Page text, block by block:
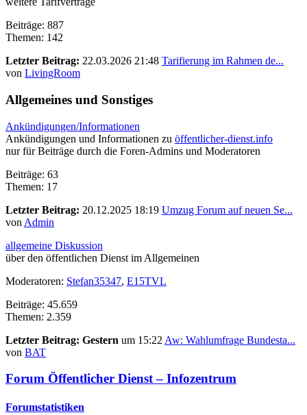
Beiträge: 887
Themen: 142
Letzter Beitrag: 22.03.2026 21:48 Tarifierung im Rahmen de...
von LivingRoom
Allgemeines und Sonstiges
Ankündigungen/Informationen
Ankündigungen und Informationen zu öffentlicher-dienst.info
nur für Beiträge durch die Foren-Admins und Moderatoren
Beiträge: 63
Themen: 17
Letzter Beitrag: 20.12.2025 18:19 Umzug Forum auf neuen Se...
von Admin
allgemeine Diskussion
über den öffentlichen Dienst im Allgemeinen
Moderatoren: Stefan35347, E15TVL
Beiträge: 45.659
Themen: 2.359
Letzter Beitrag: Gestern um 15:22 Aw: Wahlumfrage Bundesta...
von BAT
Forum Öffentlicher Dienst – Infozentrum
Forumstatistiken